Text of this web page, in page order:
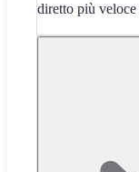
diretto più veloce